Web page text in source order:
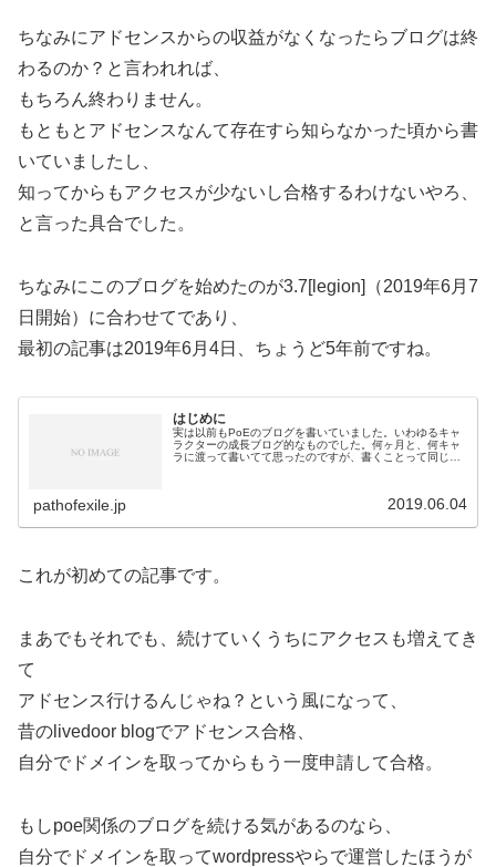
ちなみにアドセンスからの収益がなくなったらブログは終
わるのか？と言われれば、
もちろん終わりません。
もともとアドセンスなんて存在すら知らなかった頃から書
いていましたし、
知ってからもアクセスが少ないし合格するわけないやろ、
と言った具合でした。
ちなみにこのブログを始めたのが3.7[legion]（2019年6月7
日開始）に合わせてであり、
最初の記事は2019年6月4日、ちょうど5年前ですね。
はじめに
実は以前もPoEのブログを書いていました。いわゆるキャ
ラクターの成長ブログ的なものでした。何ヶ月と、何キャ
ラに渡って書いてて思ったのですが、書くことって同じな
pathofexile.jp 2019.06.04
これが初めての記事です。
まあでもそれでも、続けていくうちにアクセスも増えてき
て
アドセンス行けるんじゃね？という風になって、
昔のlivedoor blogでアドセンス合格、
自分でドメインを取ってからもう一度申請して合格。
もしpoe関係のブログを続ける気があるのなら、
自分でドメインを取ってwordpressやらで運営したほうが